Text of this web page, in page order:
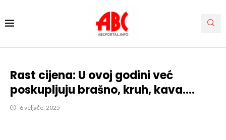
Rast cijena: U ovoj godini već
poskupljuju brašno, kruh, kava….
6 veljače, 2025